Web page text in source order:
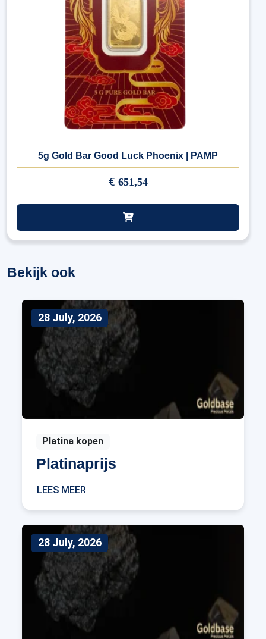
5g Gold Bar Good Luck Phoenix | PAMP
€ 651,54
Bekijk ook
28 July, 2026
Platina kopen
Platinaprijs
LEES MEER
28 July, 2026